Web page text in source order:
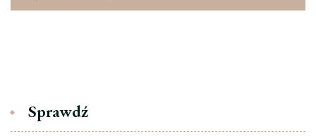
Sprawdź